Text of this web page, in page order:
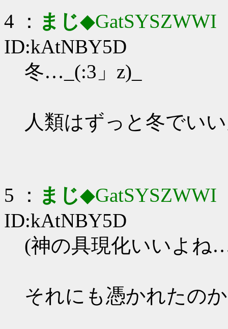
4 ： まじ◆GatSYSZWWI
ID:kAtNBY5D
冬…_(:3」z)_
人類はずっと冬でい
5 ： まじ◆GatSYSZWWI
ID:kAtNBY5D
(神の具現化いいよね
それにも憑かれたの